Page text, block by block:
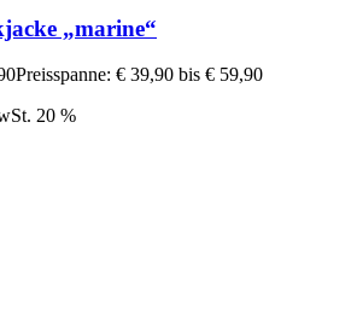
„marine“
Preisspanne: € 39,90 bis € 59,90
20 %